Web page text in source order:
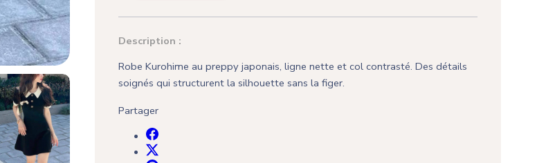
Description :
Robe Kurohime au preppy japonais, ligne nette et col contrasté. Des détails
soignés qui structurent la silhouette sans la figer.
Partager